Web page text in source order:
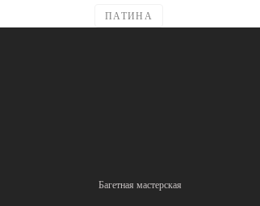
ПАТИНА
Багетная мастерская